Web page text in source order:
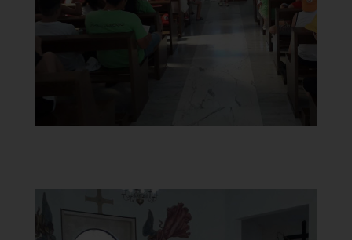
Clicca per ingrandire
Chiesa di Santa Maria del